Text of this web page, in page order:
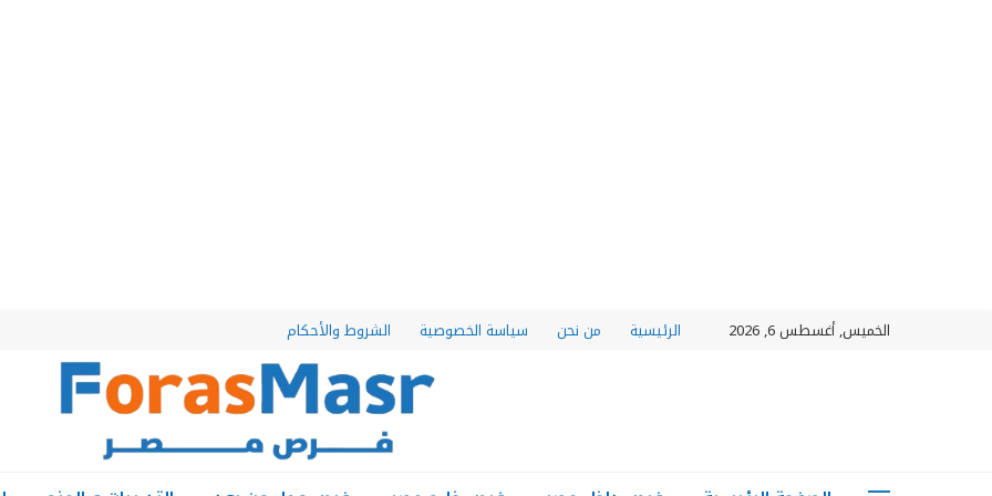
الخميس, أغسطس 6, 2026 الرئيسية من نحن سياسة الخصوصية الشروط والأحكام